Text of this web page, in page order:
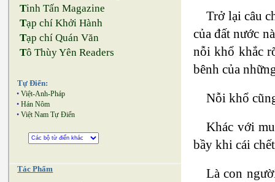
Tinh Tấn Magazine
Tạp chí Khởi Hành
Tạp chí Quán Văn
Tô Thùy Yên Readers
Tự Điển:
• Việt-Anh-Pháp
• Hán Nôm
• Việt Nam Tự Điển
Tác Phẩm
Trở lại câu
của đất nước
nỗi khổ khắc
bênh của
Nỗi khổ
Khác với
bầy khi cái
Là con